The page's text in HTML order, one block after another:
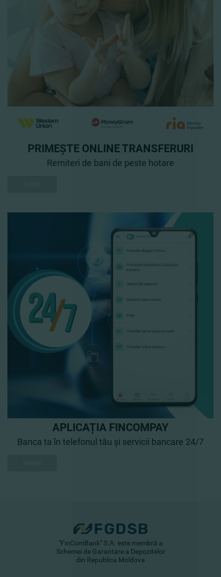
PRIMEȘTE ONLINE TRANSFERURI
Remiteri de bani de peste hotare
APLICAȚIA FINCOMPAY
Banca ta în telefonul tău și servicii bancare 24/7
"FinComBank" S.A. este membră a
Schemei de Garantare a Depozitelor
din Republica Moldova